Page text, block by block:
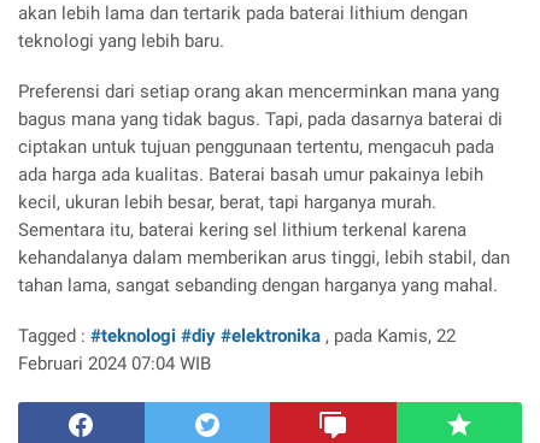
akan lebih lama dan tertarik pada baterai lithium dengan
teknologi yang lebih baru.
Preferensi dari setiap orang akan mencerminkan mana yang
bagus mana yang tidak bagus. Tapi, pada dasarnya baterai di
ciptakan untuk tujuan penggunaan tertentu, mengacuh pada
ada harga ada kualitas. Baterai basah umur pakainya lebih
kecil, ukuran lebih besar, berat, tapi harganya murah.
Sementara itu, baterai kering sel lithium terkenal karena
kehandalanya dalam memberikan arus tinggi, lebih stabil, dan
tahan lama, sangat sebanding dengan harganya yang mahal.
Tagged : #teknologi #diy #elektronika , pada Kamis, 22
Februari 2024 07:04 WIB